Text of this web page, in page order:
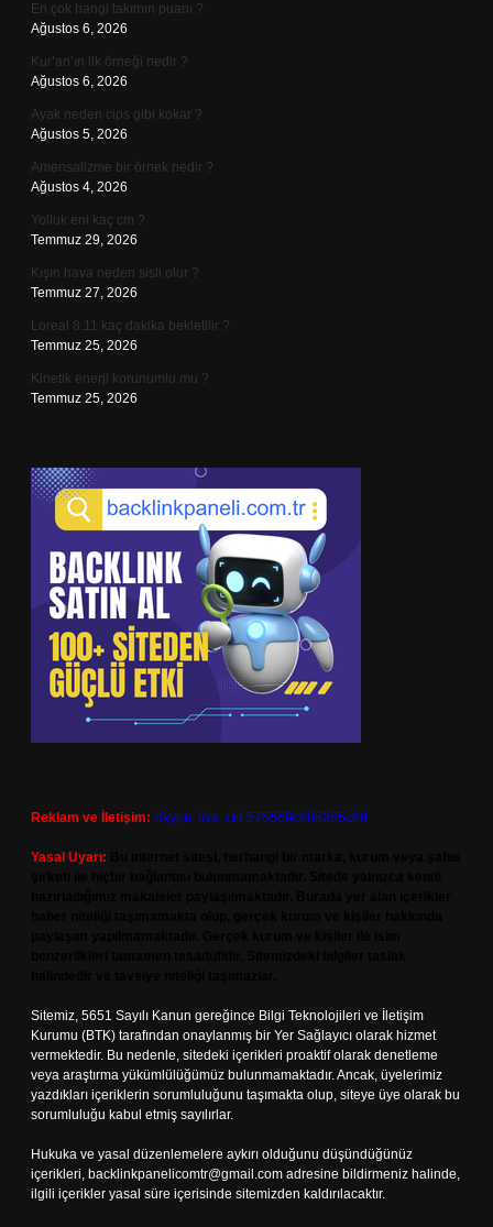
En çok hangi takımın puanı ?
Ağustos 6, 2026
Kur’an’ın ilk örneği nedir ?
Ağustos 6, 2026
Ayak neden cips gibi kokar ?
Ağustos 5, 2026
Amensalizme bir örnek nedir ?
Ağustos 4, 2026
Yolluk eni kaç cm ?
Temmuz 29, 2026
Kışın hava neden sisli olur ?
Temmuz 27, 2026
Loreal 8.11 kaç dakika bekletilir ?
Temmuz 25, 2026
Kinetik enerji korunumlu mu ?
Temmuz 25, 2026
Reklam ve İletişim: Skype: live:.cid.575569c608265c69
Yasal Uyarı:
Sitemiz, 5651 Sayılı Kanun gereğince Bilgi Teknolojileri ve İletişim
Kurumu (BTK) tarafından onaylanmış bir Yer Sağlayıcı olarak hizmet
vermektedir. Bu nedenle, sitedeki içerikleri proaktif olarak denetleme
veya araştırma yükümlülüğümüz bulunmamaktadır. Ancak, üyelerimiz
yazdıkları içeriklerin sorumluluğunu taşımakta olup, siteye üye olarak bu
sorumluluğu kabul etmiş sayılırlar.
Hukuka ve yasal düzenlemelere aykırı olduğunu düşündüğünüz
içerikleri, backlinkpanelicomtr@gmail.com adresine bildirmeniz halinde,
ilgili içerikler yasal süre içerisinde sitemizden kaldırılacaktır.